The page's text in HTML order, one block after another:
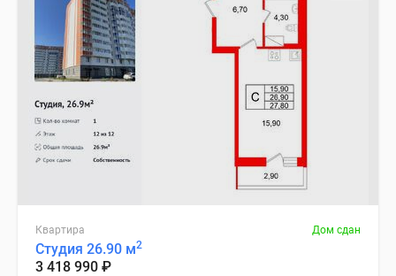
Квартира Дом сдан
Студия 26.90 м2
3 418 990 ₽